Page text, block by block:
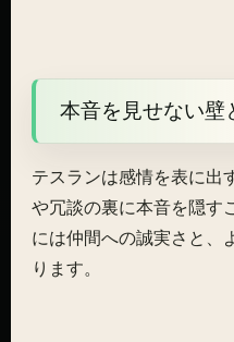
本音を見せない壁
テスランは感情を表に出
や冗談の裏に本音を隠す
には仲間への誠実さと、
ります。